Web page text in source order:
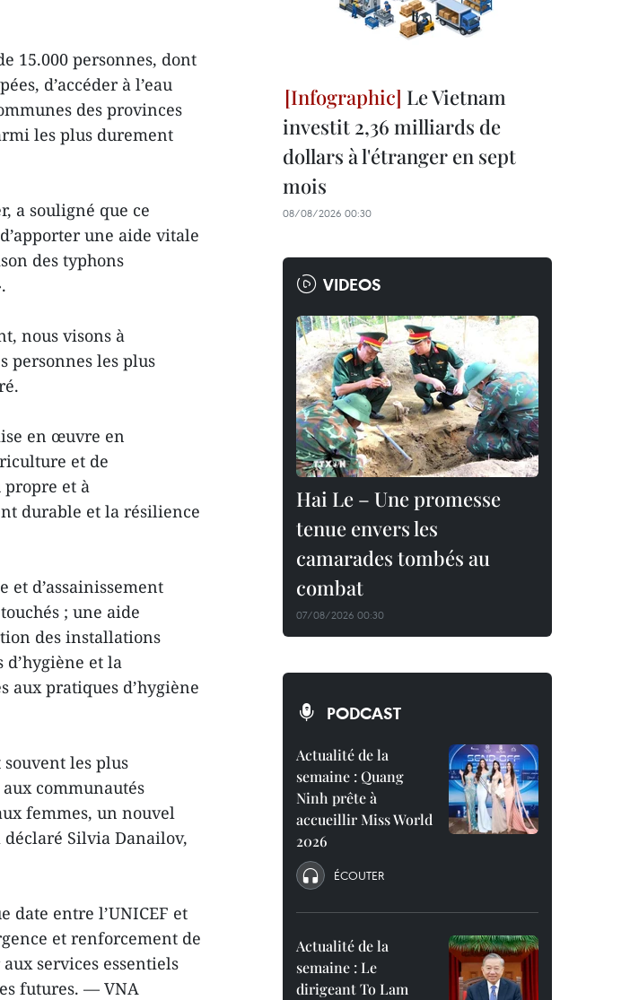
15.000 personnes, dont
d’accéder à l’eau
des provinces
les plus durement
a souligné que ce
une aide vitale
des typhons
nous visons à
personnes les plus
en œuvre en
et de
propre et à
durable et la résilience
d’assainissement
; une aide
des installations
et la
aux pratiques d’hygiène
les plus
communautés
femmes, un nouvel
déclaré Silvia Danailov,
date entre l’UNICEF et
et renforcement de
services essentiels
futures. — VNA
Le Vietnam
investit 2,36 milliards de
dollars à l'étranger en sept
mois
08/08/2026 00:30
VIDEOS
Hai Le – Une promesse
tenue envers les
camarades tombés au
combat
07/08/2026 00:30
PODCAST
Actualité de la
semaine : Quang
Ninh prête à
accueillir Miss World
2026
ÉCOUTER
Actualité de la
semaine : Le
dirigeant To Lam